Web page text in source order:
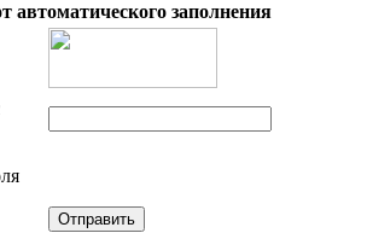
автоматического заполнения